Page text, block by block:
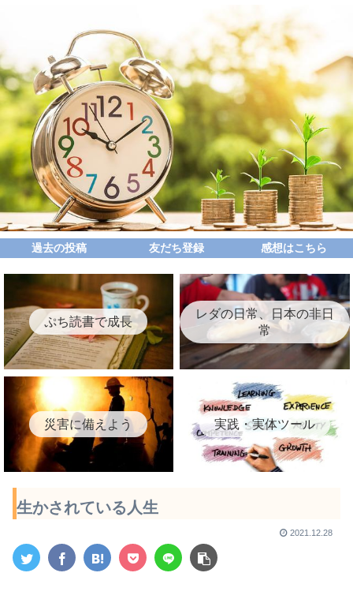
過去の投稿 友だち登録 感想はこちら
ぷち読書で成長
レダの日常、日本の非日
常
災害に備えよう 実践・実体ツール
生かされている人生
2021.12.28